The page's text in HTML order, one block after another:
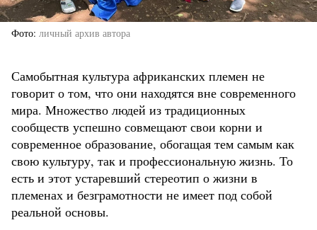
Фото личный архив автора
Самобытная культура африканских племен не
говорит о том, что они находятся вне современного
мира. Множество людей из традиционных
сообществ успешно совмещают свои корни и
современное образование, обогащая тем самым как
свою культуру, так и профессиональную жизнь. То
есть и этот устаревший стереотип о жизни в
племенах и безграмотности не имеет под собой
реальной основы.